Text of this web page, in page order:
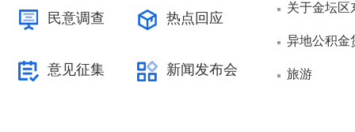
民意调查 热点回应
意见征集 新闻发布会
关于金坛区
异地公积金
旅游